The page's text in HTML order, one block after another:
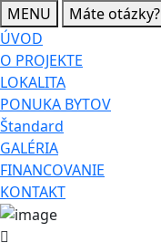
MENU
Máte otázky?
ÚVOD
O PROJEKTE
LOKALITA
PONUKA BYTOV
Štandard
GALÉRIA
FINANCOVANIE
KONTAKT